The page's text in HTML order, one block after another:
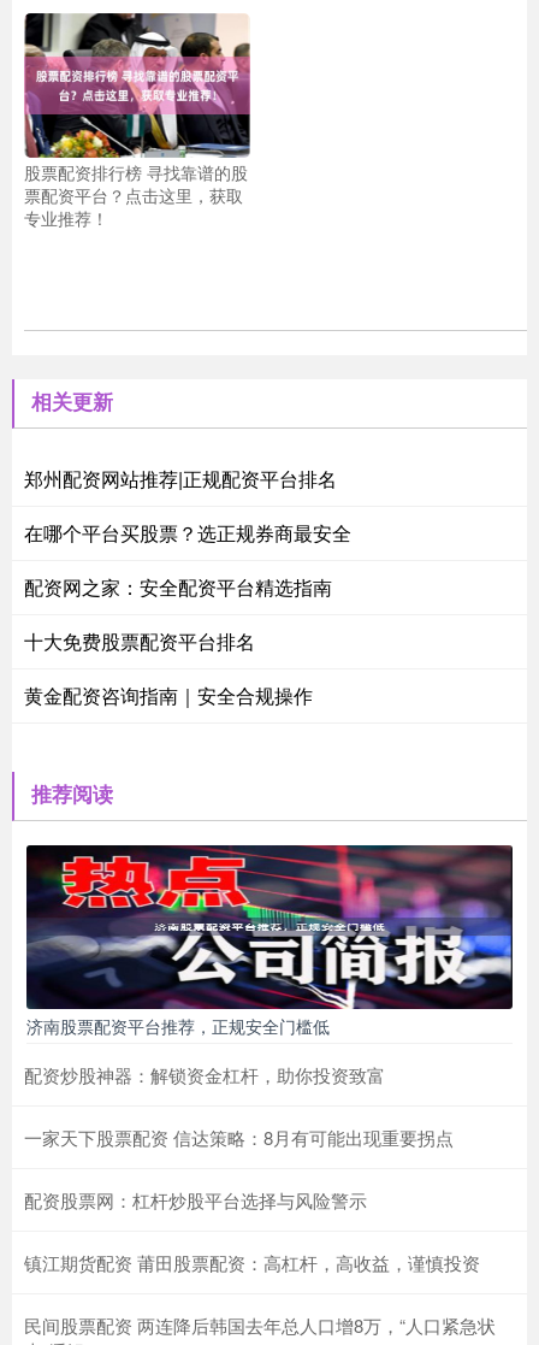
股票配资排行榜 寻找靠谱的股
票配资平台？点击这里，获取
专业推荐！
相关更新
郑州配资网站推荐|正规配资平台排名
在哪个平台买股票？选正规券商最安全
配资网之家：安全配资平台精选指南
十大免费股票配资平台排名
黄金配资咨询指南｜安全合规操作
推荐阅读
济南股票配资平台推荐，正规安全门槛低
配资炒股神器：解锁资金杠杆，助你投资致富
一家天下股票配资 信达策略：8月有可能出现重要拐点
配资股票网：杠杆炒股平台选择与风险警示
镇江期货配资 莆田股票配资：高杠杆，高收益，谨慎投资
民间股票配资 两连降后韩国去年总人口增8万，“人口紧急状